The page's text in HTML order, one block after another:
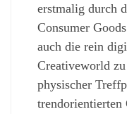
erstmalig durch
Consumer
auch die rein
Creativeworld
physischer
trendorientierten